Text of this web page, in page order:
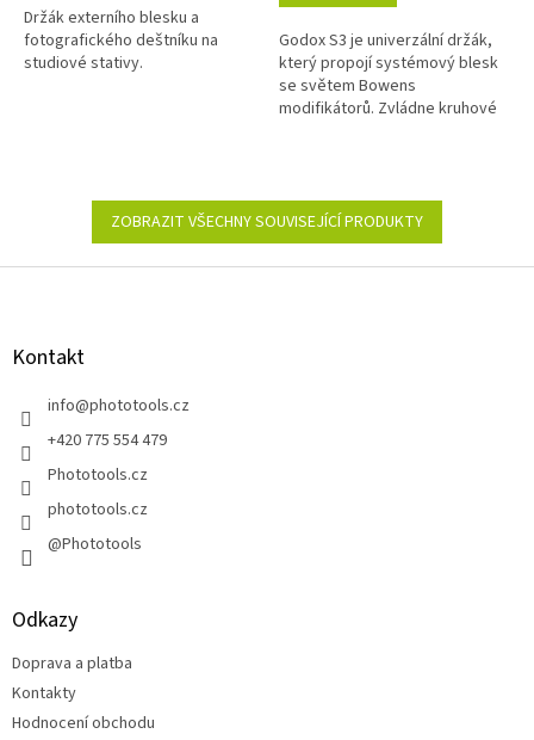
5
hvězdiček.
Držák externího blesku a
fotografického deštníku na
studiové stativy.
Godox S3 je univerzální držák,
který propojí systémový blesk
se světem Bowens
modifikátorů. Zvládne kruhové
ZOBRAZIT VŠECHNY SOUVISEJÍCÍ PRODUKTY
Z
Kontakt
info@phototools.cz
+420 775 554 479
Phototools.cz
phototools.cz
@Phototools
Odkazy
Doprava a platba
Kontakty
Hodnocení obchodu